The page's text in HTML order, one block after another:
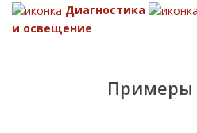
Диагностика
и освещение
Примеры